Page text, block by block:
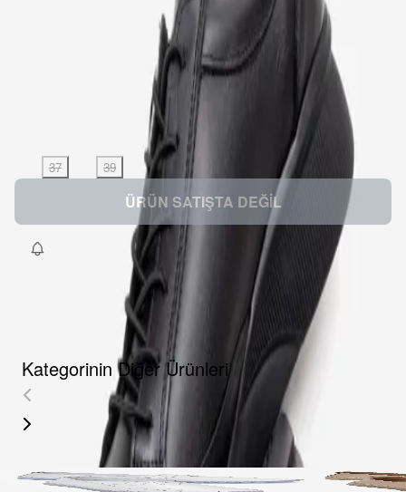
Kadın Hakiki Deri Günlük Farmuarlı Dolgu Topuklu
Günlük Ayakkabı Siyah
Kadın Hakiki Deri Günlük Farmuarlı Dolgu Topuklu
Günlük Ayakkabı Siyah
Bu ürün şu anda satışta değil
37 39
ÜRÜN SATIŞTA DEĞİL
Kategorinin Diğer Ürünleri